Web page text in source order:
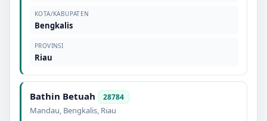
KOTA/KABUPATEN
Bengkalis
PROVINSI
Riau
Bathin Betuah 28784
Mandau, Bengkalis, Riau